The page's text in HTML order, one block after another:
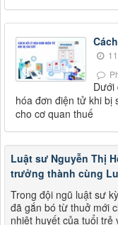
Dưới
hóa đơn điện tử khi bị
cho cơ quan thuế
Luật sư Nguyễn Thị
trưởng thành cùng
Trong đội ngũ luật sư
đã gắn bó từ thuở mới
nhiệt huyết của tuổi trẻ